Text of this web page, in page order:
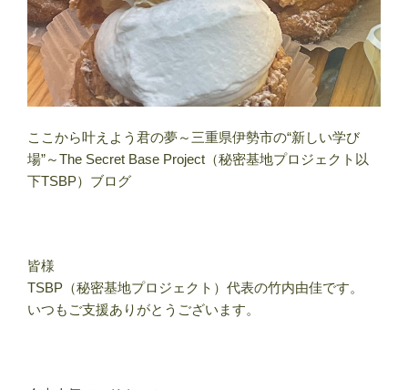
ここから叶えよう君の夢～三重県伊勢市の“新しい学び
場”～The Secret Base Project（秘密基地プロジェクト以
下TSBP）ブログ
皆様
TSBP（秘密基地プロジェクト）代表の竹内由佳です。
いつもご支援ありがとうございます。